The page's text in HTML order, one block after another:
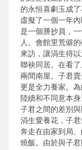
的永恒喜劇玉成
虛擬了一個一年
是一個謄抄員，
人。會館里荒僻
來訪，讓涓生得
聯袂同居。在看
兩間南屋。子君
更是全力養家。
陸續和不同意本
子君之間的差別
涓生愛養花，子
奔走在由家到局
燒飯。由於與子